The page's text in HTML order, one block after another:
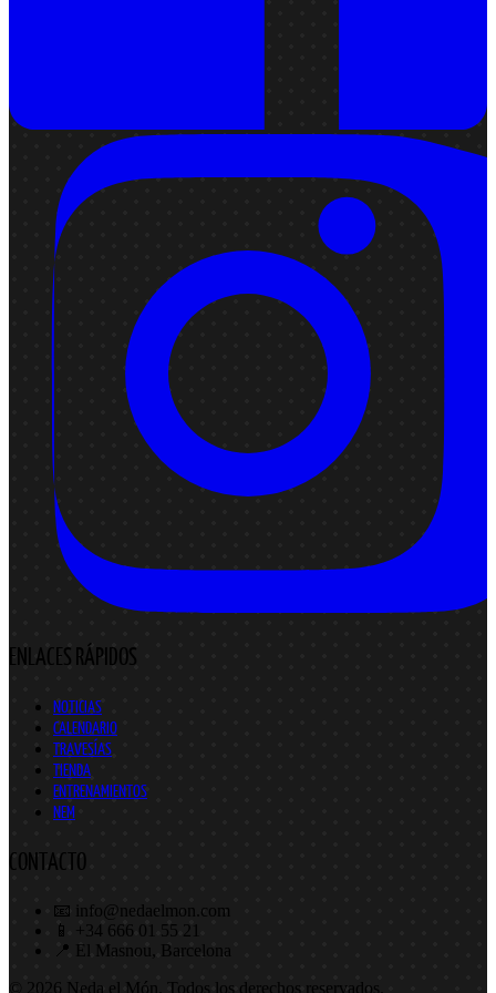
ENLACES RÁPIDOS
NOTICIAS
CALENDARIO
TRAVESÍAS
TIENDA
ENTRENAMIENTOS
NEM
CONTACTO
📧 info@nedaelmon.com
📱 +34 666 01 55 21
📍 El Masnou, Barcelona
© 2026 Neda el Món. Todos los derechos reservados.